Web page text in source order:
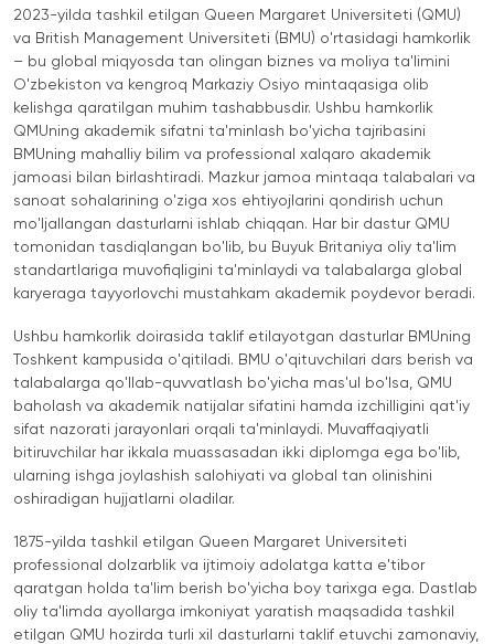
Amaliy
Tadqiqotlar
Markazi
tayyorgarlik
Sun'iy Intellekt
va Biznes
Informatikasi
bilan Raqamli
Rahbarlik
PMI
Sertifikatsiyasi
PDU Kursi
Grantlar va
Ko'chirish va
to'g'ridan-to'g'ri
qabul arizalari
2026
BMUga
Tashrif
Cambridge
Ariza
va tanlovda
ishtirok etish
2023-yilda tashkil etilgan Queen Margaret Universiteti (QMU)
va British Management Universiteti (BMU) o'rtasidagi hamkorlik
– bu global miqyosda tan olingan biznes va moliya ta'limini
O'zbekiston va kengroq Markaziy Osiyo mintaqasiga olib
kelishga qaratilgan muhim tashabbusdir. Ushbu hamkorlik
QMUning akademik sifatni ta'minlash bo'yicha tajribasini
BMUning mahalliy bilim va professional xalqaro akademik
jamoasi bilan birlashtiradi. Mazkur jamoa mintaqa talabalari va
sanoat sohalarining o'ziga xos ehtiyojlarini qondirish uchun
mo'ljallangan dasturlarni ishlab chiqqan. Har bir dastur QMU
tomonidan tasdiqlangan bo'lib, bu Buyuk Britaniya oliy ta'lim
standartlariga muvofiqligini ta'minlaydi va talabalarga global
karyeraga tayyorlovchi mustahkam akademik poydevor beradi.
Ushbu hamkorlik doirasida taklif etilayotgan dasturlar BMUning
Toshkent kampusida o'qitiladi. BMU o'qituvchilari dars berish va
talabalarga qo'llab-quvvatlash bo'yicha mas'ul bo'lsa, QMU
baholash va akademik natijalar sifatini hamda izchilligini qat'iy
sifat nazorati jarayonlari orqali ta'minlaydi. Muvaffaqiyatli
bitiruvchilar har ikkala muassasadan ikki diplomga ega bo'lib,
ularning ishga joylashish salohiyati va global tan olinishini
oshiradigan hujjatlarni oladilar.
1875-yilda tashkil etilgan Queen Margaret Universiteti
professional dolzarblik va ijtimoiy adolatga katta e'tibor
qaratgan holda ta'lim berish bo'yicha boy tarixga ega. Dastlab
oliy ta'limda ayollarga imkoniyat yaratish maqsadida tashkil
etilgan QMU hozirda turli xil dasturlarni taklif etuvchi zamonaviy,